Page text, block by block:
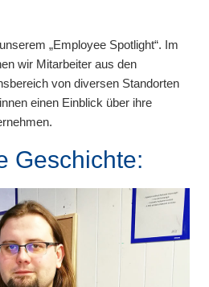
„Employee Spotlight“. Im
wir Mitarbeiter aus den
von diversen Standorten
einen Einblick über ihre
Geschichte: